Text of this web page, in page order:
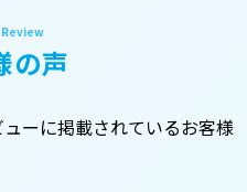
の声
ーに掲載されているお客様